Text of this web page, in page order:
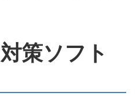
策ソフト